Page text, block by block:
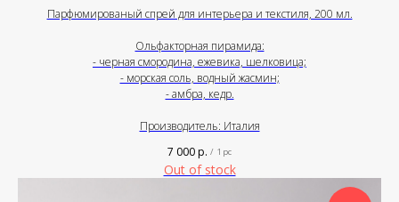
Парфюмированый спрей для интерьера и текстиля, 200 мл.
Ольфакторная пирамида:
- черная смородина, ежевика, шелковица;
- морская соль, водный жасмин;
- амбра, кедр.
Производитель: Италия
7 000р. / 1 pc
Out of stock